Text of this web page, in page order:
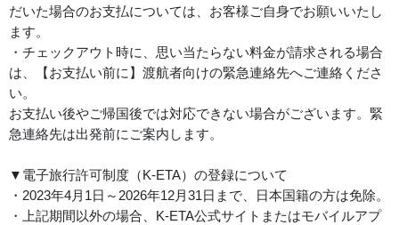
だいた場合のお支払については、お客様ご自身でお願いいたし
ます。
・チェックアウト時に、思い当たらない料金が請求される場合
は、【お支払い前に】渡航者向けの緊急連絡先へご連絡くださ
い。
お支払い後やご帰国後では対応できない場合がございます。緊
急連絡先は出発前にご案内します。
▼電子旅行許可制度（K-ETA）の登録について
・2023年4月1日～2026年12月31日まで、日本国籍の方は免除。
・上記期間以外の場合、K-ETA公式サイトまたはモバイルアプ